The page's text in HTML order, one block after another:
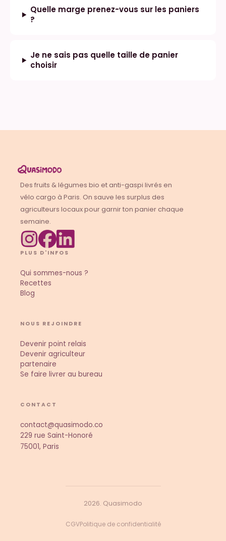
Quelle marge prenez-vous sur les paniers
?
Je ne sais pas quelle taille de panier
choisir
Des fruits & légumes bio et anti-gaspi livrés en
vélo cargo à Paris. On sauve les surplus des
agriculteurs locaux pour garnir ton panier chaque
semaine.
PLUS D'INFOS
Qui sommes-nous ?
Recettes
Blog
NOUS REJOINDRE
Devenir point relais
Devenir agriculteur
partenaire
Se faire livrer au bureau
CONTACT
contact@quasimodo.co
229 rue Saint-Honoré
75001, Paris
2026. Quasimodo
CGVPolitique de confidentialité